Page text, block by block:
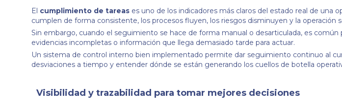
El cumplimiento de tareas es uno de los indicadores más claros del estado real de una
cumplen de forma consistente, los procesos fluyen, los riesgos disminuyen y la operación
Sin embargo, cuando el seguimiento se hace de forma manual o desarticulada, es común
evidencias incompletas o información que llega demasiado tarde para actuar.
Un sistema de control interno bien implementado permite dar seguimiento continuo al
desviaciones a tiempo y entender dónde se están generando los cuellos de botella
Visibilidad y trazabilidad para tomar mejores decisiones